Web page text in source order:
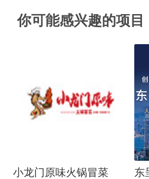
你可能感兴趣的项目
小龙门原味火锅冒菜
东